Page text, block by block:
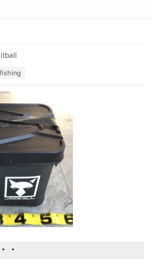
fishing
・